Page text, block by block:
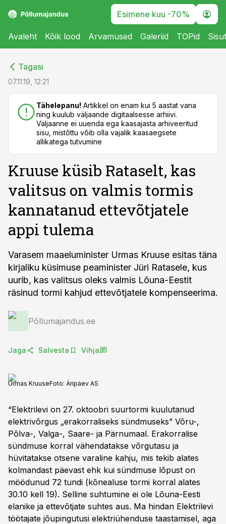
Esimene kuu -70%
Avaleht Kõik lood Arvamused Galeriid TOPid
Tagasi
07.11.19, 12:21
Tähelepanu! Artikkel on enam kui 5 aastat vana
ning kuulub väljaande digitaalsesse arhiivi.
Väljaanne ei uuenda ega kaasajasta arhiveeritud
sisu, mistõttu võib olla vajalik kaasaegsete
allikatega tutvumine
Kruuse küsib Rataselt, kas
valitsus on valmis tormis
kannatanud ettevõtjatele
appi tulema
Varasem maaeluminister Urmas Kruuse esitas täna
kirjaliku küsimuse peaminister Jüri Ratasele, kus
uurib, kas valitsus oleks valmis Lõuna-Eestit
räsinud tormi kahjud ettevõtjatele kompenseerima.
Põllumajandus.ee
Jaga Salvesta Vihja
Urmas KruuseFoto: Äripäev AS
“Elektrilevi on 27. oktoobri suurtormi kuulutanud
elektrivõrgus „erakorraliseks sündmuseks” Võru-,
Põlva-, Valga-, Saare- ja Pärnumaal. Erakorralise
sündmuse korral vähendatakse võrgutasu ja
hüvitatakse otsene varaline kahju, mis tekib alates
kolmandast päevast ehk kui sündmuse lõpust on
möödunud 72 tundi (kõnealuse tormi korral alates
30.10 kell 19). Selline suhtumine ei ole Lõuna-Eesti
elanike ja ettevõtjate suhtes aus. Ma hindan Elektrilevi
töötajate jõupingutusi elektriühenduse taastamisel, aga